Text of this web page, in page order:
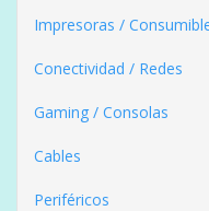
Impresoras /
Conectividad / Redes
Gaming / Consolas
Cables
Periféricos